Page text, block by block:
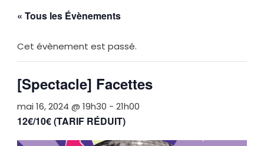
« Tous les Évènements
Cet évènement est passé.
[Spectacle] Facettes
mai 16, 2024 @ 19h30 - 21h00
12€/10€ (TARIF RÉDUIT)